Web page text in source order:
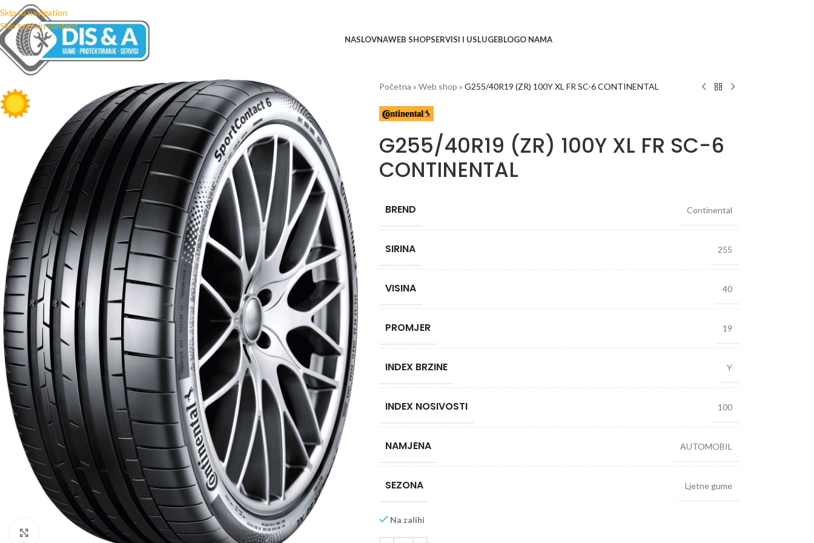
Skip to navigation
Skip to main content
NASLOVNAWEB SHOPSERVISI I USLUGEBLOGO NAMA
Click to enlarge
Početna » Web shop » G255/40R19 (ZR) 100Y XL FR SC-6 CONTINENTAL
G255/40R19 (ZR) 100Y XL FR SC-6
CONTINENTAL
BREND Continental
SIRINA 255
VISINA 40
PROMJER 19
INDEX BRZINE Y
INDEX NOSIVOSTI 100
NAMJENA AUTOMOBIL
SEZONA Ljetne gume
Na zalihi